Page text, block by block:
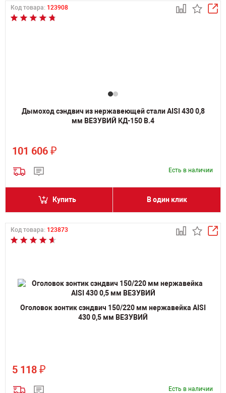
Код товара: 123908
Дымоход сэндвич из нержавеющей стали AISI 430 0,8
мм ВЕЗУВИЙ КД-150 В.4
101 606 ₽
Есть в наличии
Купить В один клик
Код товара: 123873
Оголовок зонтик сэндвич 150/220 мм нержавейка AISI
430 0,5 мм ВЕЗУВИЙ
5 118 ₽
Есть в наличии